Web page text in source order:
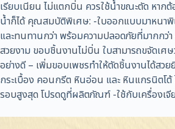
เรียบเนียน ไม่แตกบิ่น ควรใช้น้ำขณะตัด หากต้
น้ำก็ได้ คุณสมบัติพิเศษ: -ใบออกแบบมาหนา
และทนทานกว่า พร้อมความปลอดภัยที่มากกว่
สวยงาม ขอบชิ้นงานไม่บิ่น ใบสามารถขจัดเศษ
อย่างดี – เพิ่มขอบเพชรทำให้ตัดชิ้นงานได้สวย
กระเบื้อง คอนกรีต หินอ่อน และ หินแกรนิตโต้
รอบสูงสุด โปรดดูที่ผลิตภัณฑ์ -ใช้กับเครื่องเจี